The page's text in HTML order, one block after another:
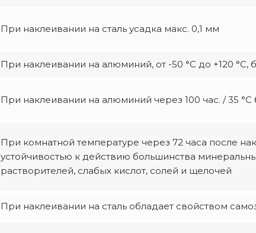
При наклеивании на сталь усадка макс. 0,1 мм
При наклеивании на алюминий, от -50 °С до +120 °С,
При наклеивании на алюминий через 100 час. / 35
При комнатной температуре через 72 часа после
устойчивостью к действию большинства
растворителей, слабых кислот, солей и щелочей
При наклеивании на сталь обладает свойством